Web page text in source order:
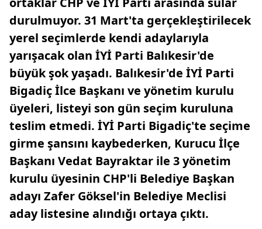
durulmuyor. 31 Mart'ta gerçekleştirilecek
yerel seçimlerde kendi adaylarıyla
yarışacak olan İYİ Parti Balıkesir'de
büyük şok yaşadı. Balıkesir'de İYİ Parti
Bigadiç İlce Başkanı ve yönetim kurulu
üyeleri, listeyi son gün seçim kuruluna
teslim etmedi. İYİ Parti Bigadiç'te seçime
girme şansını kaybederken, Kurucu İlçe
Başkanı Vedat Bayraktar ile 3 yönetim
kurulu üyesinin CHP'li Belediye Başkan
adayı Zafer Göksel'in Belediye Meclisi
aday listesine alındığı ortaya çıktı.